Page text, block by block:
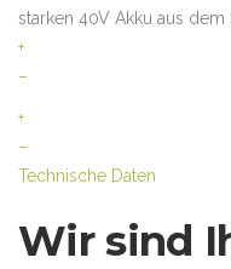
starken 40V Akku aus dem
+
–
+
–
Technische Daten
Wir sind